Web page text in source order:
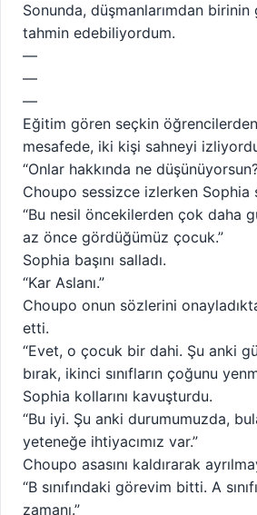
Sonunda, düşmanlarımdan
tahmin edebiliyordum.
—
—
—
Eğitim gören seçkin
mesafede, iki kişi sahneyi
“Onlar hakkında ne
Choupo sessizce izlerken Sophia
“Bu nesil öncekilerden çok daha
az önce gördüğümüz çocuk.”
Sophia başını salladı.
“Kar Aslanı.”
Choupo onun sözlerini
etti.
“Evet, o çocuk bir dahi. Şu anki
bırak, ikinci sınıfların çoğunu
Sophia kollarını kavuşturdu.
“Bu iyi. Şu anki durumumuzda,
yeteneğe ihtiyacımız var.”
Choupo asasını kaldırarak
“B sınıfındaki görevim bitti. A
zamanı.”